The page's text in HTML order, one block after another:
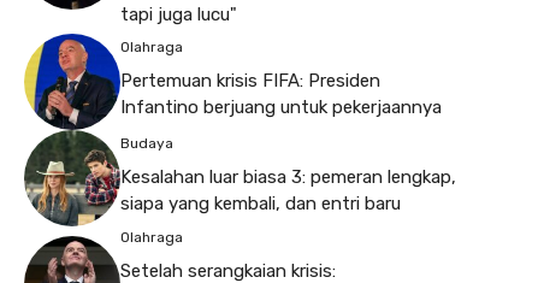
tapi juga lucu"
Olahraga
Pertemuan krisis FIFA: Presiden
Infantino berjuang untuk pekerjaannya
Budaya
Kesalahan luar biasa 3: pemeran lengkap,
siapa yang kembali, dan entri baru
Olahraga
Setelah serangkaian krisis: